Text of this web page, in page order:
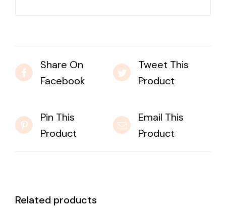
Share On
Facebook
Tweet This
Product
Pin This
Product
Email This
Product
Related products